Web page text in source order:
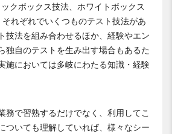
クボックス技法、ホワイトボックス
れぞれでいくつものテスト技法があ
技法を組み合わせるほか、経験やエン
独自のテストを生み出す場合もあるた
施においては多岐にわたる知識・経験
務で習熟するだけでなく、利用してこ
ついても理解していれば、様々なシー